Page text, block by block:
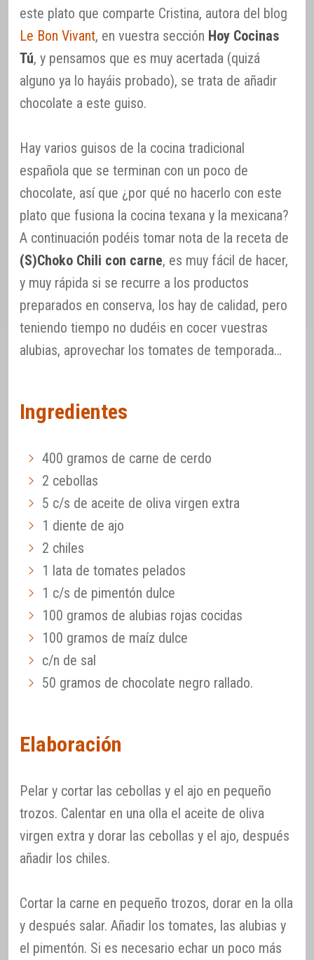
este plato que comparte Cristina, autora del blog
Le Bon Vivant, en vuestra sección Hoy Cocinas
Tú, y pensamos que es muy acertada (quizá
alguno ya lo hayáis probado), se trata de añadir
chocolate a este guiso.
Hay varios guisos de la cocina tradicional
española que se terminan con un poco de
chocolate, así que ¿por qué no hacerlo con este
plato que fusiona la cocina texana y la mexicana?
A continuación podéis tomar nota de la receta de
(S)Choko Chili con carne, es muy fácil de hacer,
y muy rápida si se recurre a los productos
preparados en conserva, los hay de calidad, pero
teniendo tiempo no dudéis en cocer vuestras
alubias, aprovechar los tomates de temporada…
Ingredientes
400 gramos de carne de cerdo
2 cebollas
5 c/s de aceite de oliva virgen extra
1 diente de ajo
2 chiles
1 lata de tomates pelados
1 c/s de pimentón dulce
100 gramos de alubias rojas cocidas
100 gramos de maíz dulce
c/n de sal
50 gramos de chocolate negro rallado.
Elaboración
Pelar y cortar las cebollas y el ajo en pequeño
trozos. Calentar en una olla el aceite de oliva
virgen extra y dorar las cebollas y el ajo, después
añadir los chiles.
Cortar la carne en pequeño trozos, dorar en la olla
y después salar. Añadir los tomates, las alubias y
el pimentón. Si es necesario echar un poco más